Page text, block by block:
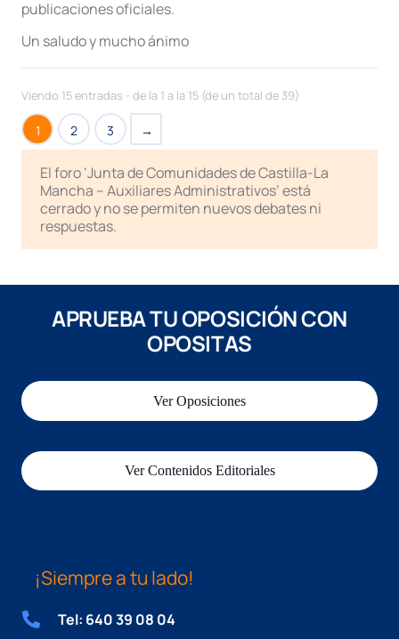
publicaciones oficiales.
Un saludo y mucho ánimo
Viendo 15 entradas - de la 1 a la 15 (de un total de 39)
1 2 3 →
El foro ‘Junta de Comunidades de Castilla-La
Mancha – Auxiliares Administrativos’ está
cerrado y no se permiten nuevos debates ni
respuestas.
APRUEBA TU OPOSICIÓN CON
OPOSITAS
Ver Oposiciones
Ver Contenidos Editoriales
¡Siempre a tu lado!
Tel: 640 39 08 04